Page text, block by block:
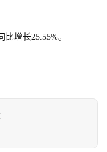
增长25.55%。